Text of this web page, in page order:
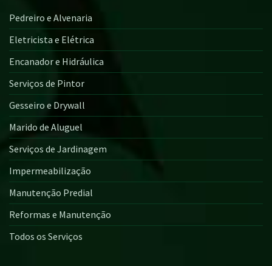
Pedreiro e Alvenaria
Eletricista e Elétrica
Encanador e Hidráulica
Serviços de Pintor
Gesseiro e Drywall
Marido de Aluguel
Serviços de Jardinagem
Impermeabilização
Manutenção Predial
Reformas e Manutenção
Todos os Serviços